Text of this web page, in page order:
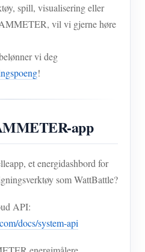
spill, visualisering eller
vil vi gjerne høre
vi deg
!
app
et energidashbord for
som WattBattle?
API:
docs/system-api